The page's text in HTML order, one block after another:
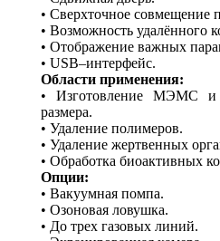
• Сверхточное совмещение
• Возможность удалённого
• Отображение важных
• USB–интерфейс.
Области применения:
• Изготовление МЭМС и
размера.
• Удаление полимеров.
• Удаление жертвенных
• Обработка биоактивных
Опции:
• Вакуумная помпа.
• Озоновая ловушка.
• До трех газовых линий.